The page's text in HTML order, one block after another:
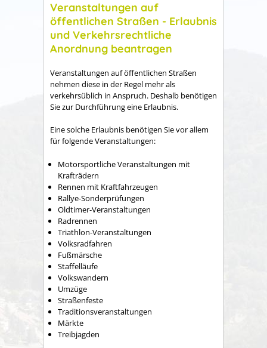
Veranstaltungen auf
öffentlichen Straßen - Erlaubnis
und Verkehrsrechtliche
Anordnung beantragen
Veranstaltungen auf öffentlichen Straßen
nehmen diese in der Regel mehr als
verkehrsüblich in Anspruch. Deshalb benötigen
Sie zur Durchführung eine Erlaubnis.
Eine solche Erlaubnis benötigen Sie vor allem
für folgende Veranstaltungen:
Motorsportliche Veranstaltungen mit
Krafträdern
Rennen mit Kraftfahrzeugen
Rallye-Sonderprüfungen
Oldtimer-Veranstaltungen
Radrennen
Triathlon-Veranstaltungen
Volksradfahren
Fußmärsche
Staffelläufe
Volkswandern
Umzüge
Straßenfeste
Traditionsveranstaltungen
Märkte
Treibjagden